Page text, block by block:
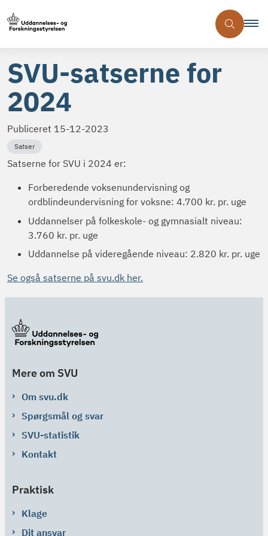
SVU-satserne for
2024
Publiceret 15-12-2023
Satser
Satserne for SVU i 2024 er:
Forberedende voksenundervisning og
ordblindeundervisning for voksne: 4.700 kr. pr. uge
Uddannelser på folkeskole- og gymnasialt niveau:
3.760 kr. pr. uge
Uddannelse på videregående niveau: 2.820 kr. pr. uge
Se også satserne på svu.dk her.
Mere om SVU
Om svu.dk
Spørgsmål og svar
SVU-statistik
Kontakt
Praktisk
Klage
Dit ansvar